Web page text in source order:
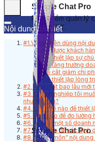
Simple Chat Pro
Phần mềm quản lý
sàn TMDT.
Simple Chat Pro
Nội dung bài viết
#1.Vì sao nên dùng nội
Để được khách
Để thiết lập sự
Để tăng trưởng
Để cắt giảm chi
Để thiết lập lòng
#2. Phải mất bao lâu mới
#3. Doanh nghiệp tôi
như thế nào?
#4. Làm thế nào để thiết
#5. Làm sao để đo lường
#6. Vì sao một số doanh
#7. Làm sao để xác định
#8. “Nhập môn” nội